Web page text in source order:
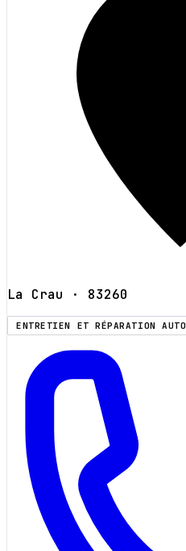
La Crau · 83260
ENTRETIEN ET RÉPARATION AUTO